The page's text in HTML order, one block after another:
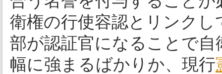
衛権の行使容認とリンク
部が認証官になることで
幅に強まるばかりか、現行